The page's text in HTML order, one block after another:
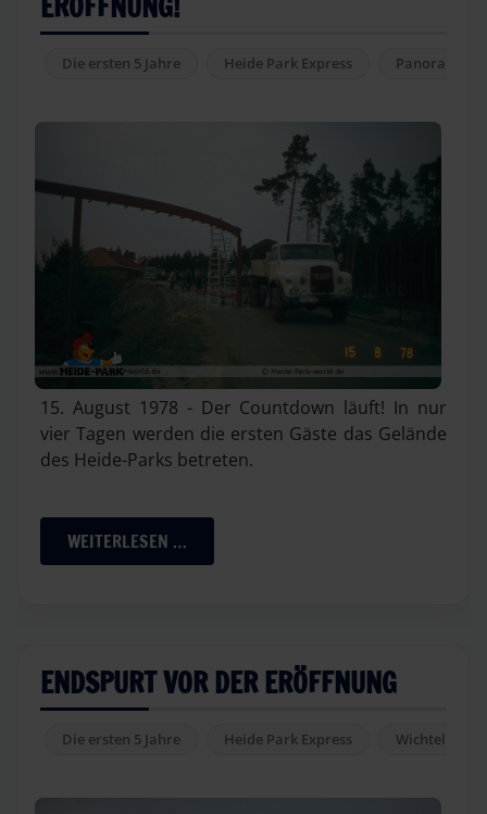
Die ersten 5 Jahre Heide Park Express
15. August 1978 - Der Countdown läuft! In nur
vier Tagen werden die ersten Gäste das Gelände
des Heide-Parks betreten.
WEITERLESEN …
ENDSPURT VOR DER ERÖFFNUNG
Die ersten 5 Jahre Heide Park Express